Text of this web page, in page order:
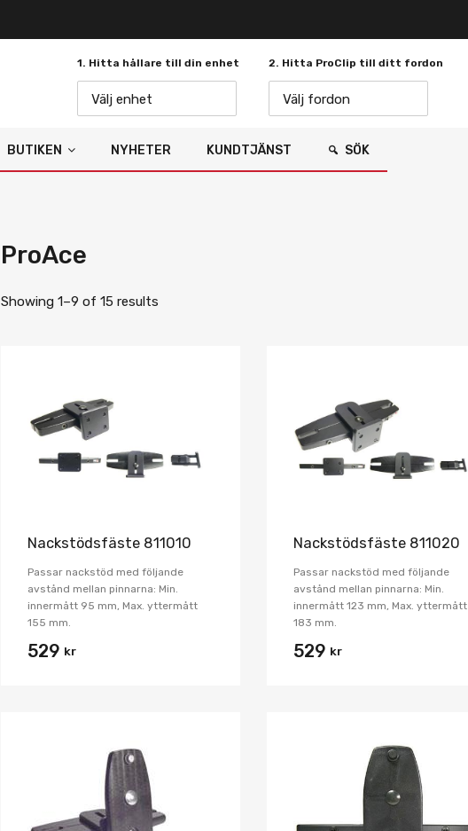
1. Hitta hållare till din enhet
Välj enhet
2. Hitta ProClip till ditt fordon
Välj fordon
BUTIKEN NYHETER KUNDTJÄNST SÖK
ProAce
Showing 1–9 of 15 results
Nackstödsfäste 811010
Passar nackstöd med följande
avstånd mellan pinnarna: Min.
innermått 95 mm, Max. yttermått
155 mm.
529 kr
Nackstödsfäste 811020
Passar nackstöd med följande
avstånd mellan pinnarna: Min.
innermått 123 mm, Max. yttermått
183 mm.
529 kr